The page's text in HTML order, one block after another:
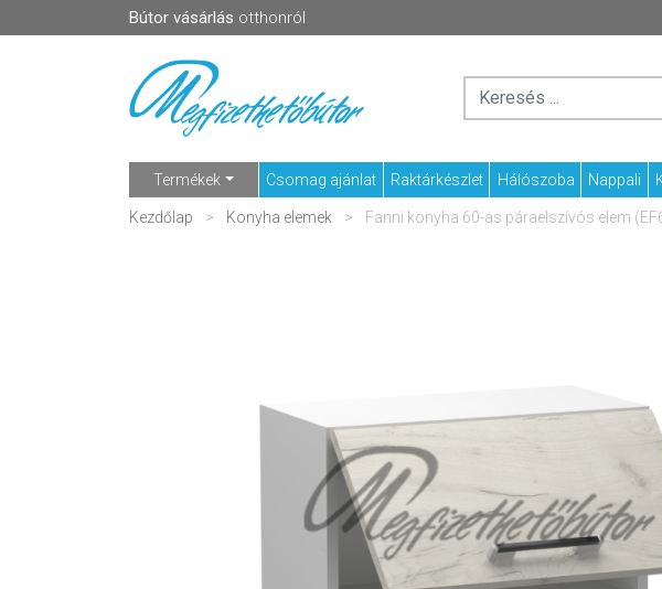
Bútor vásárlás otthonról
Termékek Csomag ajánlat Raktárkészlet Hálószoba Nappali
Kezdőlap Konyha elemek Fanni konyha 60-as páraelszívós elem